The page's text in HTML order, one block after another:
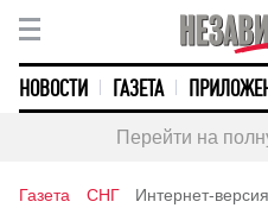
НОВОСТИ ГАЗЕТА
Перейти на
Газета СНГ Интернет-версия